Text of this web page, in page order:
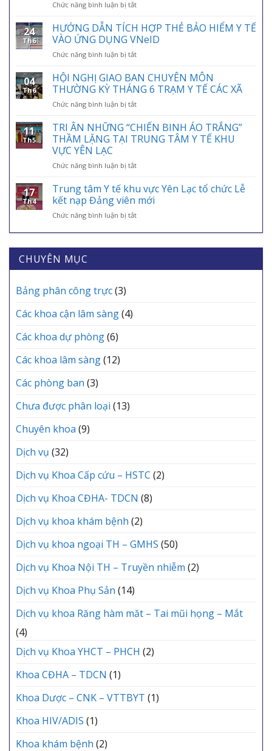
Chức năng bình luận bị tắtở
ỨNG
NGÀY
BẢO
HIỂM
TẾ
VIỆT
01/7:
HIỂM
Y
ĐIỂM
AN
SINH,
KHÓA
BẢO
MỖI
24
Th6
HƯỚNG DẪN TÍCH HỢP THẺ BẢO HIỂM Y TẾ
VÀO ỨNG DỤNG VNeID
Chức năng bình luận bị tắtở
DẪN
TÍCH
HỢP
THẺ
HIỂM
Y
ỨNG
VNeID
04
Th6
HỘI NGHỊ GIAO BAN CHUYÊN MÔN
THƯỜNG KỲ THÁNG 6 TRẠM Y TẾ CÁC XÃ
Chức năng bình luận bị tắtở
NGHỊ
GIAO
BAN
MÔN
KỲ
THÁNG
6
TRẠM
CÁC
11
Th5
TRI ÂN NHỮNG “CHIẾN BINH ÁO TRẮNG”
THẦM LẶNG TẠI TRUNG TÂM Y TẾ KHU
VỰC YÊN LẠC
Chức năng bình luận bị tắtở
ÂN
NHỮNG
“CHIẾN
BINH
THẦM
17
Th4
Trung tâm Y tế khu vực Yên Lạc tổ chức Lễ
kết nạp Đảng viên mới
Chức năng bình luận bị tắtở
tâm
CHUYÊN MỤC
Bảng phân công trực(3)
Các khoa cận lâm sàng(4)
Các khoa dự phòng(6)
Các khoa lâm sàng(12)
Các phòng ban (3)
Chưa được phân loại (13)
Chuyên khoa (9)
Dịch vụ (32)
Dịch vụ Khoa Cấp cứu – HSTC (2)
Dịch vụ Khoa CĐHA- TDCN (8)
Dịch vụ khoa khám bệnh (2)
Dịch vụ khoa ngoại TH – GMHS (50)
Dịch vụ Khoa Nội TH – Truyền nhiễm (2)
Dịch vụ Khoa Phụ Sản (14)
Dịch vụ khoa Răng hàm măt – Tai mũi họng – Mắt
(4)
Dịch vụ Khoa YHCT – PHCH (2)
Khoa CĐHA – TDCN (1)
Khoa Dược – CNK – VTTBYT (1)
Khoa HIV/ADIS (1)
Khoa khám bệnh (2)